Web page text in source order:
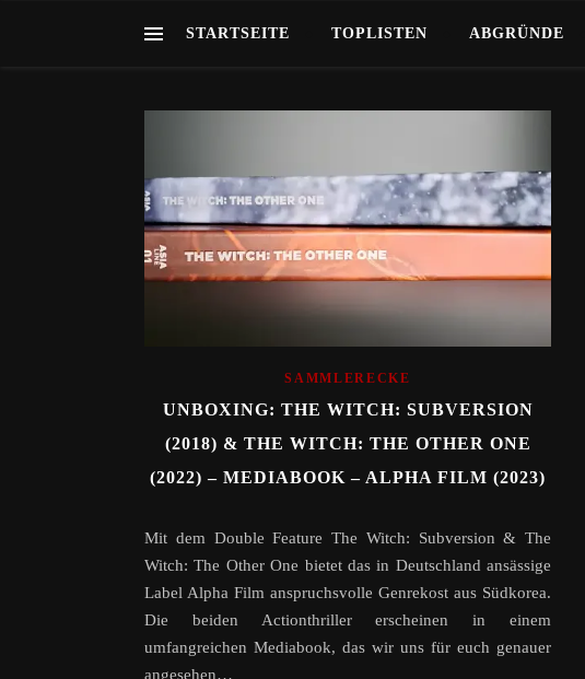
STARTSEITE TOPLISTEN ABGRÜNDE
SAMMLERECKE
UNBOXING: THE WITCH: SUBVERSION
(2018) & THE WITCH: THE OTHER ONE
(2022) – MEDIABOOK – ALPHA FILM (2023)
Mit dem Double Feature The Witch: Subversion & The
Witch: The Other One bietet das in Deutschland ansässige
Label Alpha Film anspruchsvolle Genrekost aus Südkorea.
Die beiden Actionthriller erscheinen in einem
umfangreichen Mediabook, das wir uns für euch genauer
angesehen…